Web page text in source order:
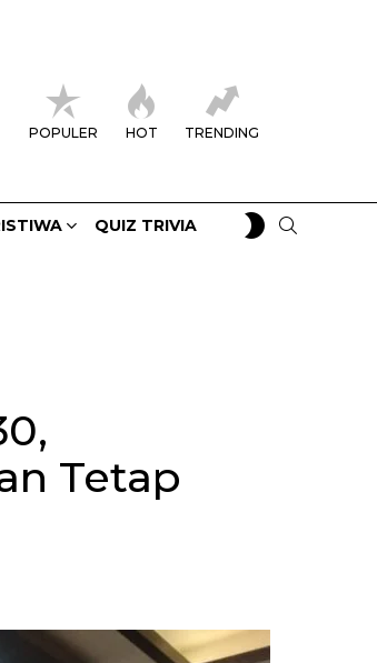
POPULER HOT TRENDING
QUIZ TRIVIA
SWITCH
SKIN
Tetap